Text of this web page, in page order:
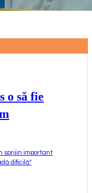
o să fie
sprijin important
dificilă"